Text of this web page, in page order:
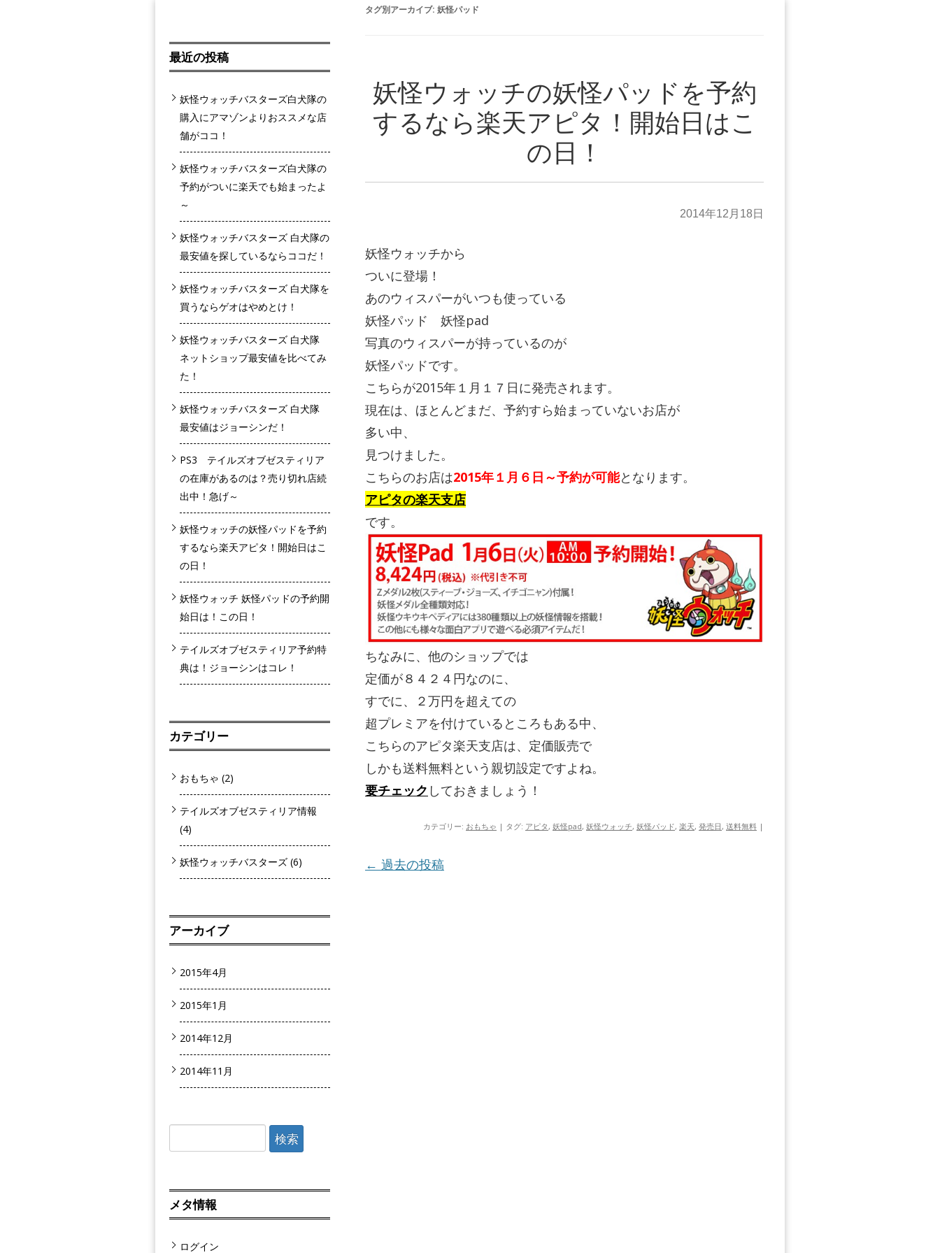
タグ別アーカイブ: 妖怪パッド
妖怪ウォッチの妖怪パッドを予約
するなら楽天アピタ！開始日はこ
の日！
2014年12月18日
妖怪ウォッチから
ついに登場！
あのウィスパーがいつも使っている
妖怪パッド 妖怪pad
写真のウィスパーが持っているのが
妖怪パッドです。
こちらが2015年１月１７日に発売されます。
現在は、ほとんどまだ、予約すら始まっていないお店が
多い中、
見つけました。
こちらのお店は2015年１月６日～予約が可能となります。
アピタの楽天支店
です。
ちなみに、他のショップでは
定価が８４２４円なのに、
すでに、２万円を超えての
超プレミアを付けているところもある中、
こちらのアピタ楽天支店は、定価販売で
しかも送料無料という親切設定ですよね。
要チェック しておきましょう！
カテゴリー: おもちゃ | タグ: アピタ, 妖怪pad, 妖怪ウォッチ, 妖怪パッド, 楽天, 発売日, 送料無料 |
投稿ナビゲーション
← 過去の投稿
最近の投稿
妖怪ウォッチバスターズ白犬隊の
購入にアマゾンよりおススメな店
舗がココ！
妖怪ウォッチバスターズ白犬隊の
予約がついに楽天でも始まったよ
～
妖怪ウォッチバスターズ 白犬隊の
最安値を探しているならココだ！
妖怪ウォッチバスターズ 白犬隊を
買うならゲオはやめとけ！
妖怪ウォッチバスターズ 白犬隊
ネットショップ最安値を比べてみ
た！
妖怪ウォッチバスターズ 白犬隊
最安値はジョーシンだ！
PS3 テイルズオブゼスティリア
の在庫があるのは？売り切れ店続
出中！急げ～
妖怪ウォッチの妖怪パッドを予約
するなら楽天アピタ！開始日はこ
の日！
妖怪ウォッチ 妖怪パッドの予約開
始日は！この日！
テイルズオブゼスティリア予約特
典は！ジョーシンはコレ！
カテゴリー
おもちゃ (2)
テイルズオブゼスティリア情報
(4)
妖怪ウォッチバスターズ (6)
アーカイブ
2015年4月
2015年1月
2014年12月
2014年11月
索:
メタ情報
ログイン